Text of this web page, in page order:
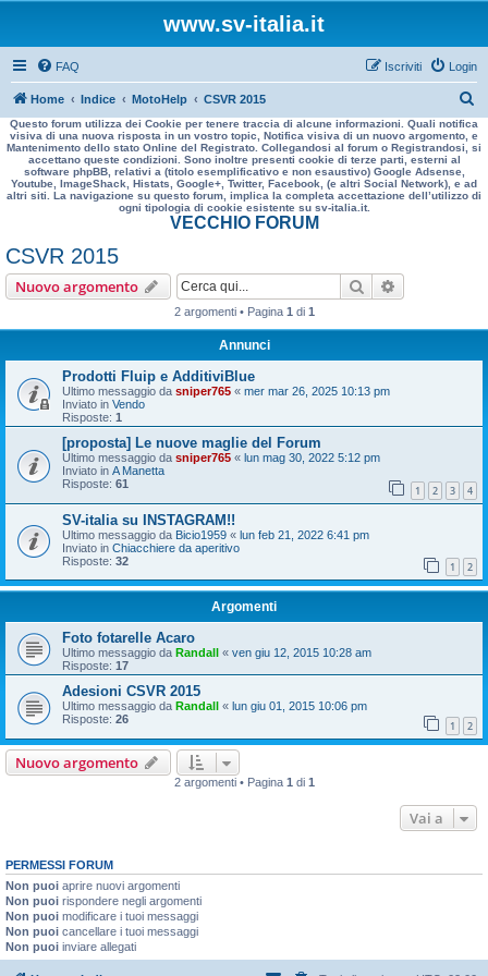
www.sv-italia.it
FAQ Login
Iscriviti
Home Indice MotoHelp CSVR 2015
e
r
a
Questo forum utilizza dei Cookie per tenere traccia di alcune informazioni. Quali notifica
visiva di una nuova risposta in un vostro topic, Notifica visiva di un nuovo argomento, e
Mantenimento dello stato Online del Registrato. Collegandosi al forum o Registrandosi, si
accettano queste condizioni. Sono inoltre presenti cookie di terze parti, esterni al
software phpBB, relativi a (titolo esemplificativo e non esaustivo) Google Adsense,
Youtube, ImageShack, Histats, Google+, Twitter, Facebook, (e altri Social Network), e ad
altri siti. La navigazione su questo forum, implica la completa accettazione dell’utilizzo di
ogni tipologia di cookie esistente su sv-italia.it.
VECCHIO FORUM
CSVR 2015
Nuovo argomento Cerca
2 argomenti • Pagina 1 di 1
Annunci
Prodotti Fluip e AdditiviBlue
Ultimo messaggio da sniper765 « mer mar 26, 2025 10:13 pm
Inviato in Vendo
Risposte: 1
[proposta] Le nuove maglie del Forum
Ultimo messaggio da sniper765 « lun mag 30, 2022 5:12 pm
Inviato in A Manetta
Risposte: 61 1 2 3 4
SV-italia su INSTAGRAM!!
Ultimo messaggio da Bicio1959 « lun feb 21, 2022 6:41 pm
Inviato in Chiacchiere da aperitivo
Risposte: 32 1 2
Argomenti
Foto fotarelle Acaro
Ultimo messaggio da Randall « ven giu 12, 2015 10:28 am
Risposte: 17
Adesioni CSVR 2015
Ultimo messaggio da Randall « lun giu 01, 2015 10:06 pm
Risposte: 26 1 2
Nuovo argomento
2 argomenti • Pagina 1 di 1
Vai a
PERMESSI FORUM
Non puoi aprire nuovi argomenti
Non puoi rispondere negli argomenti
Non puoi modificare i tuoi messaggi
Non puoi cancellare i tuoi messaggi
Non puoi inviare allegati